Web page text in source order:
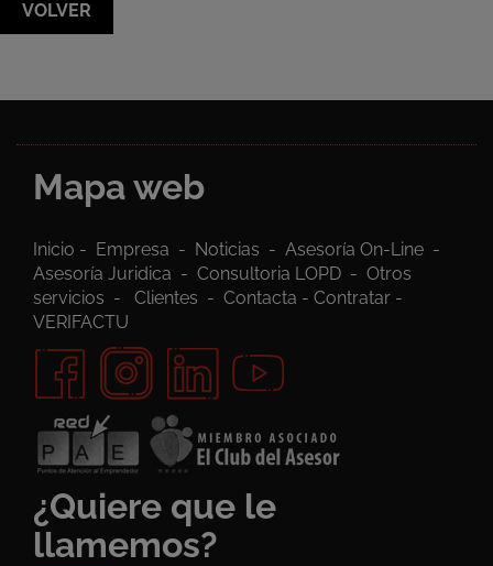
VOLVER
Mapa web
Inicio - Empresa - Noticias - Asesoría On-Line -
Asesoría Juridica - Consultoria LOPD - Otros
servicios - Clientes - Contacta - Contratar -
VERIFACTU
¿Quiere que le
llamemos?